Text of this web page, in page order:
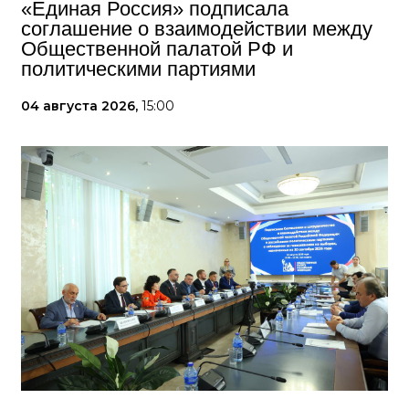
«Единая Россия» подписала
соглашение о взаимодействии между
Общественной палатой РФ и
политическими партиями
04 августа 2026, 15:00